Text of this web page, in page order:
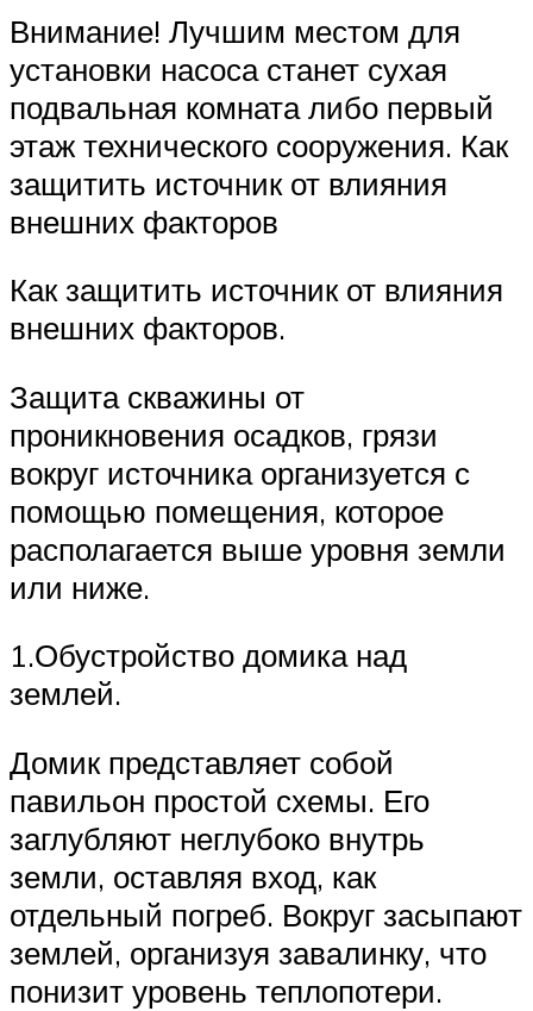
Внимание! Лучшим местом для
установки насоса станет сухая
подвальная комната либо первый
этаж технического сооружения. Как
защитить источник от влияния
внешних факторов
Как защитить источник от влияния
внешних факторов.
Защита скважины от
проникновения осадков, грязи
вокруг источника организуется с
помощью помещения, которое
располагается выше уровня земли
или ниже.
1.Обустройство домика над
землей.
Домик представляет собой
павильон простой схемы. Его
заглубляют неглубоко внутрь
земли, оставляя вход, как
отдельный погреб. Вокруг засыпают
землей, организуя завалинку, что
понизит уровень теплопотери.